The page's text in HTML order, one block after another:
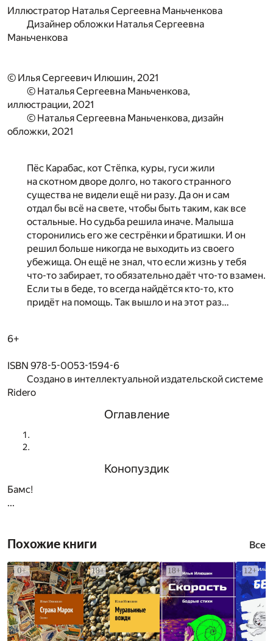
Иллюстратор Наталья Сергеевна Маньченкова
Дизайнер обложки Наталья Сергеевна
Маньченкова
© Илья Сергеевич Илюшин, 2021
© Наталья Сергеевна Маньченкова,
иллюстрации, 2021
© Наталья Сергеевна Маньченкова, дизайн
обложки, 2021
Пёс Карабас, кот Стёпка, куры, гуси жили
на скотном дворе долго, но такого странного
существа не видели ещё ни разу. Да он и сам
отдал бы всё на свете, чтобы быть таким, как все
остальные. Но судьба решила иначе. Малыша
сторонились его же сестрёнки и братишки. И он
решил больше никогда не выходить из своего
убежища. Он ещё не знал, что если жизнь у тебя
что-то забирает, то обязательно даёт что-то взамен.
Если ты в беде, то всегда найдётся кто-то, кто
придёт на помощь. Так вышло и на этот раз…
6+
ISBN 978-5-0053-1594-6
Создано в интеллектуальной издательской системе
Ridero
Оглавление
Конопуздик
Бамс!
...
Похожие книги Все